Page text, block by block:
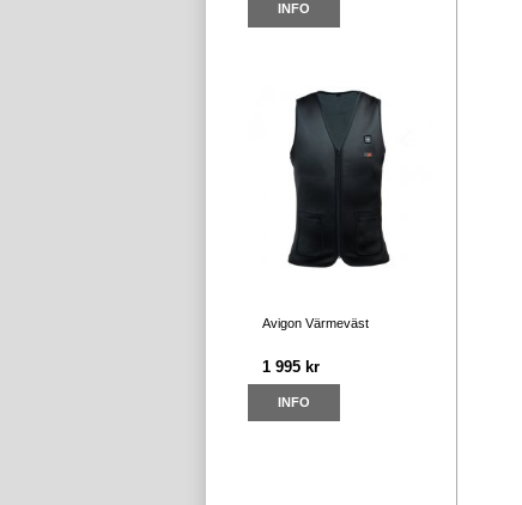
INFO
Avigon Värmeväst
1 995 kr
INFO